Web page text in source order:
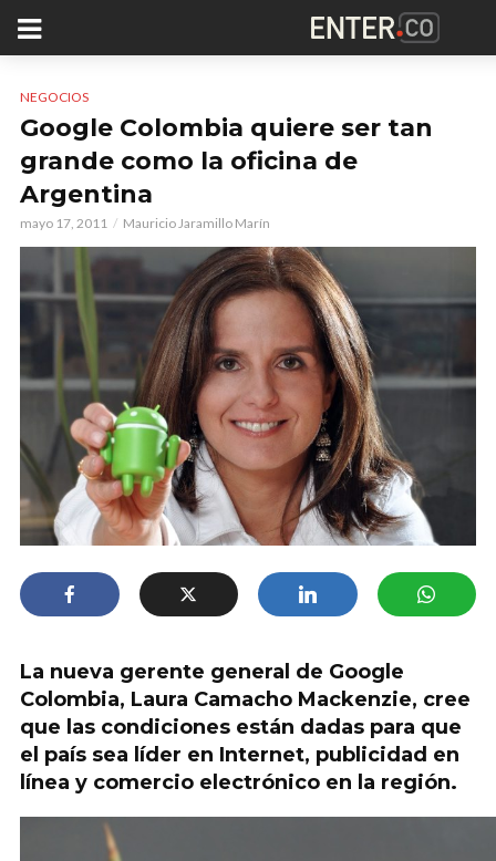
NEGOCIOS
Google Colombia quiere ser tan
grande como la oficina de
Argentina
mayo 17, 2011 Mauricio Jaramillo Marín
La nueva gerente general de Google
Colombia, Laura Camacho Mackenzie, cree
que las condiciones están dadas para que
el país sea líder en Internet, publicidad en
línea y comercio electrónico en la región.